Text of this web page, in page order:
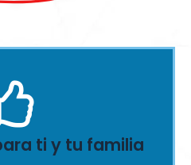
ti y tu familia
implica cubrir servicios,
y mantenimiento. Inclúyelos
planeación financiera.